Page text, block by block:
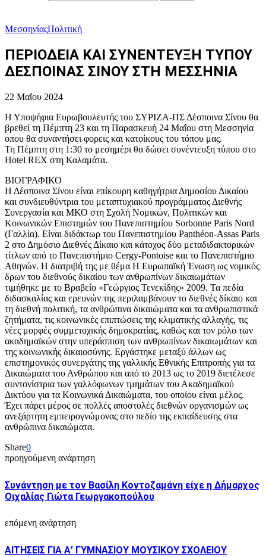
ΜεσσηνίαςΠολιτική
ΠΕΡΙΟΔΕΙΑ ΚΑΙ ΣΥΝΕΝΤΕΥΞΗ ΤΥΠΟΥ
ΔΕΣΠΟΙΝΑΣ ΣΙΝΟΥ ΣΤΗ ΜΕΣΣΗΝΙΑ
22 Μαΐου 2024
Η Υποψήφια Ευρωβουλευτής του ΣΥΡΙΖΑ-ΠΣ Δέσποινα Σίνου θα
βρεθεί τη Πέμπτη 23 και τη Παρασκευή 24 Μαΐου στη Μεσσηνία
οπου θα συναντήσει φορεις και κατοίκους του τόπου μας.
Τη Πέμπτη στη 1:30 το μεσημέρι θα δώσει συνέντευξη τύπου στο
Hotel REX στη Καλαμάτα.
ΒΙΟΓΡΑΦΙΚΟ
Η Δέσποινα Σίνου είναι επίκουρη καθηγήτρια Δημοσίου Δικαίου
και συνδιευθύντρια του μεταπτυχιακού προγράμματος Διεθνής
Συνεργασία και ΜΚΟ στη Σχολή Νομικών, Πολιτικών και
Κοινωνικών Επιστημών του Πανεπιστημίου Sorbonne Paris Nord
(Γαλλία). Είναι διδάκτωρ του Πανεπιστημίου Panthéon-Assas Paris
2 στο Δημόσιο Διεθνές Δίκαιο και κάτοχος δύο μεταδιδακτορικών
τίτλων από το Πανεπιστήμιο Cergy-Pontoise και το Πανεπιστήμιο
Αθηνών. Η διατριβή της με θέμα Η Ευρωπαϊκή Ένωση ως νομικός
δρων του διεθνούς δικαίου των ανθρωπίνων δικαιωμάτων
τιμήθηκε με το Βραβείο «Γεώργιος Τενεκίδης» 2009. Τα πεδία
διδασκαλίας και ερευνών της περιλαμβάνουν το διεθνές δίκαιο και
τη διεθνή πολιτική, τα ανθρώπινα δικαιώματα και τα ανθρωπιστικά
ζητήματα, τις κοινωνικές επιπτώσεις της κλιματικής αλλαγής, τις
νέες μορφές συμμετοχικής δημοκρατίας, καθώς και τον ρόλο των
ακαδημαϊκών στην υπεράσπιση των ανθρωπίνων δικαιωμάτων και
της κοινωνικής δικαιοσύνης. Εργάστηκε μεταξύ άλλων ως
επιστημονικός συνεργάτης της γαλλικής Εθνικής Επιτροπής για τα
Δικαιώματα του Ανθρώπου και από το 2013 ως το 2019 διετέλεσε
συντονίστρια των γαλλόφωνων τμημάτων του Ακαδημαϊκού
Δικτύου για τα Κοινωνικά Δικαιώματα, του οποίου είναι μέλος.
Έχει πάρει μέρος σε πολλές αποστολές διεθνών οργανισμών ως
ανεξάρτητη εμπειρογνώμονας στο πεδίο της εκπαίδευσης στα
ανθρώπινα δικαιώματα.
Share0
προηγούμενη ανάρτηση
Συνάντηση με τον Βασίλη Κοντοζαμάνη είχε η Δήμαρχος
Οιχαλίας Γιώτα Γεωργακοπούλου
επόμενη ανάρτηση
ΑΙΤΗΣΕΙΣ ΓΙΑ Α’ ΓΥΜΝΑΣΙΟΥ ΜΟΥΣΙΚΟΥ ΣΧΟΛΕΙΟΥ